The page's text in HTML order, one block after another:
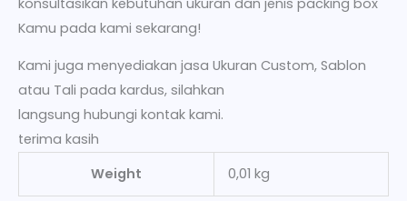
Kamu pada kami sekarang!
Kami juga menyediakan jasa Ukuran Custom, Sablon
atau Tali pada kardus, silahkan
langsung hubungi kontak kami.
terima kasih
Weight
0,01 kg